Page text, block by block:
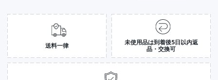
送料一律
未使用品は到着後5日以内返
品・交換可